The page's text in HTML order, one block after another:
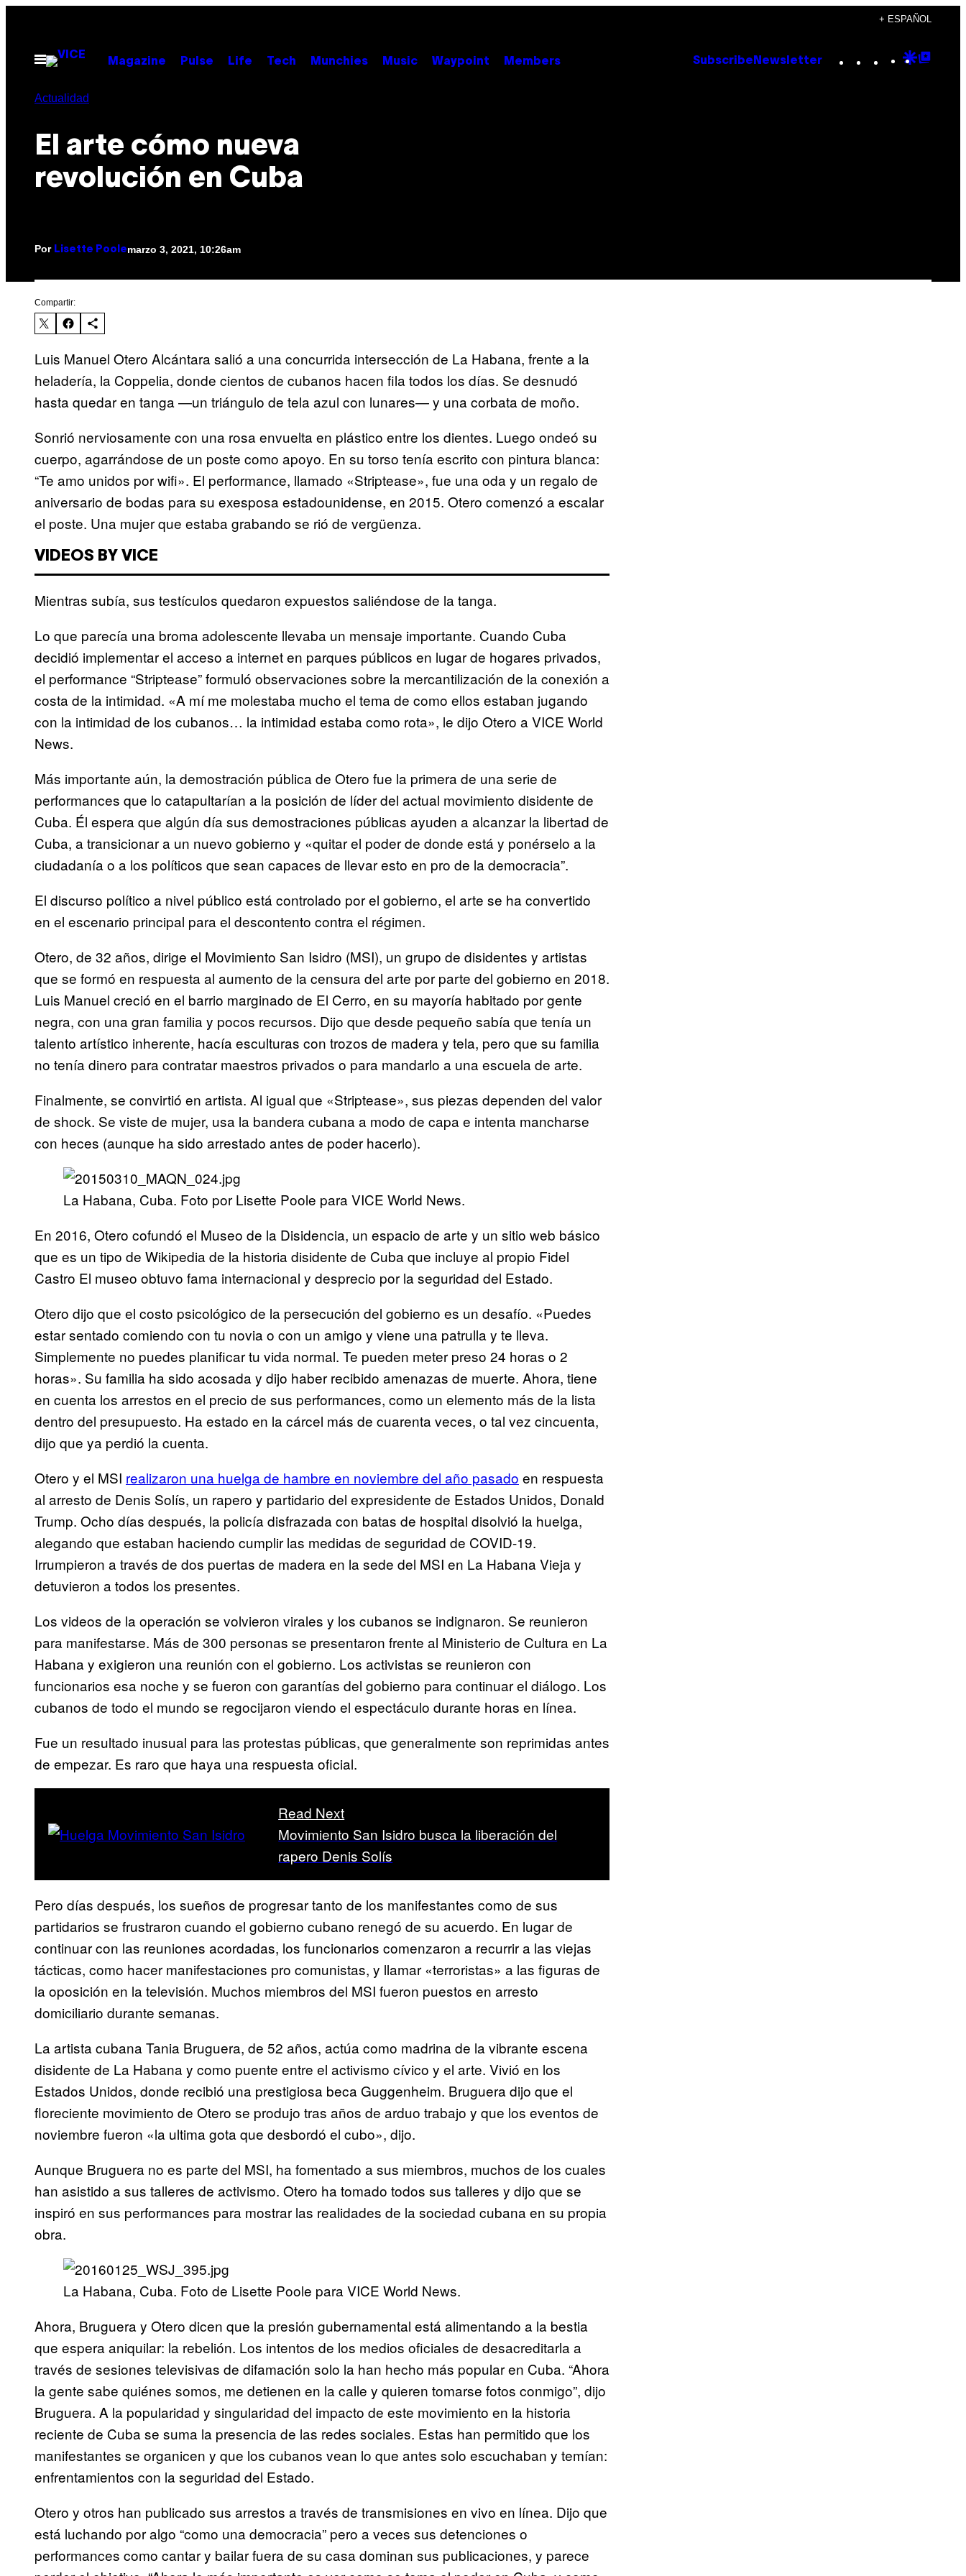
contenido
+ ESPAÑOL
Abrir
Menú
Magazine Pulse Life Tech Munchies Music Waypoint Members Subscribe Newsletter Instagram
TikTok
YouTube
Google
Actualidad
El arte cómo nueva
revolución en Cuba
Por Lisette Poolemarzo 3, 2021, 10:26am
Compartir:
Luis Manuel Otero Alcántara salió a una concurrida intersección de La Habana, frente a la
heladería, la Coppelia, donde cientos de cubanos hacen fila todos los días. Se desnudó
hasta quedar en tanga —un triángulo de tela azul con lunares— y una corbata de moño.
Sonrió nerviosamente con una rosa envuelta en plástico entre los dientes. Luego ondeó su
cuerpo, agarrándose de un poste como apoyo. En su torso tenía escrito con pintura blanca:
“Te amo unidos por wifi». El performance, llamado «Striptease», fue una oda y un regalo de
aniversario de bodas para su exesposa estadounidense, en 2015. Otero comenzó a escalar
el poste. Una mujer que estaba grabando se rió de vergüenza.
VIDEOS BY VICE
Mientras subía, sus testículos quedaron expuestos saliéndose de la tanga.
Lo que parecía una broma adolescente llevaba un mensaje importante. Cuando Cuba
decidió implementar el acceso a internet en parques públicos en lugar de hogares privados,
el performance “Striptease” formuló observaciones sobre la mercantilización de la conexión a
costa de la intimidad. «A mí me molestaba mucho el tema de como ellos estaban jugando
con la intimidad de los cubanos… la intimidad estaba como rota», le dijo Otero a VICE World
News.
Más importante aún, la demostración pública de Otero fue la primera de una serie de
performances que lo catapultarían a la posición de líder del actual movimiento disidente de
Cuba. Él espera que algún día sus demostraciones públicas ayuden a alcanzar la libertad de
Cuba, a transicionar a un nuevo gobierno y «quitar el poder de donde está y ponérselo a la
ciudadanía o a los políticos que sean capaces de llevar esto en pro de la democracia”.
El discurso político a nivel público está controlado por el gobierno, el arte se ha convertido
en el escenario principal para el descontento contra el régimen.
Otero, de 32 años, dirige el Movimiento San Isidro (MSI), un grupo de disidentes y artistas
que se formó en respuesta al aumento de la censura del arte por parte del gobierno en 2018.
Luis Manuel creció en el barrio marginado de El Cerro, en su mayoría habitado por gente
negra, con una gran familia y pocos recursos. Dijo que desde pequeño sabía que tenía un
talento artístico inherente, hacía esculturas con trozos de madera y tela, pero que su familia
no tenía dinero para contratar maestros privados o para mandarlo a una escuela de arte.
Finalmente, se convirtió en artista. Al igual que «Striptease», sus piezas dependen del valor
de shock. Se viste de mujer, usa la bandera cubana a modo de capa e intenta mancharse
con heces (aunque ha sido arrestado antes de poder hacerlo).
La Habana, Cuba. Foto por Lisette Poole para VICE World News.
En 2016, Otero cofundó el Museo de la Disidencia, un espacio de arte y un sitio web básico
que es un tipo de Wikipedia de la historia disidente de Cuba que incluye al propio Fidel
Castro El museo obtuvo fama internacional y desprecio por la seguridad del Estado.
Otero dijo que el costo psicológico de la persecución del gobierno es un desafío. «Puedes
estar sentado comiendo con tu novia o con un amigo y viene una patrulla y te lleva.
Simplemente no puedes planificar tu vida normal. Te pueden meter preso 24 horas o 2
horas». Su familia ha sido acosada y dijo haber recibido amenazas de muerte. Ahora, tiene
en cuenta los arrestos en el precio de sus performances, como un elemento más de la lista
dentro del presupuesto. Ha estado en la cárcel más de cuarenta veces, o tal vez cincuenta,
dijo que ya perdió la cuenta.
Otero y el MSI realizaron una huelga de hambre en noviembre del año pasado en respuesta
al arresto de Denis Solís, un rapero y partidario del expresidente de Estados Unidos, Donald
Trump. Ocho días después, la policía disfrazada con batas de hospital disolvió la huelga,
alegando que estaban haciendo cumplir las medidas de seguridad de COVID-19.
Irrumpieron a través de dos puertas de madera en la sede del MSI en La Habana Vieja y
detuvieron a todos los presentes.
Los videos de la operación se volvieron virales y los cubanos se indignaron. Se reunieron
para manifestarse. Más de 300 personas se presentaron frente al Ministerio de Cultura en La
Habana y exigieron una reunión con el gobierno. Los activistas se reunieron con
funcionarios esa noche y se fueron con garantías del gobierno para continuar el diálogo. Los
cubanos de todo el mundo se regocijaron viendo el espectáculo durante horas en línea.
Fue un resultado inusual para las protestas públicas, que generalmente son reprimidas antes
de empezar. Es raro que haya una respuesta oficial.
Read Next
Movimiento San Isidro busca la liberación del
rapero Denis Solís
Pero días después, los sueños de progresar tanto de los manifestantes como de sus
partidarios se frustraron cuando el gobierno cubano renegó de su acuerdo. En lugar de
continuar con las reuniones acordadas, los funcionarios comenzaron a recurrir a las viejas
tácticas, como hacer manifestaciones pro comunistas, y llamar «terroristas» a las figuras de
la oposición en la televisión. Muchos miembros del MSI fueron puestos en arresto
domiciliario durante semanas.
La artista cubana Tania Bruguera, de 52 años, actúa como madrina de la vibrante escena
disidente de La Habana y como puente entre el activismo cívico y el arte. Vivió en los
Estados Unidos, donde recibió una prestigiosa beca Guggenheim. Bruguera dijo que el
floreciente movimiento de Otero se produjo tras años de arduo trabajo y que los eventos de
noviembre fueron «la ultima gota que desbordó el cubo», dijo.
Aunque Bruguera no es parte del MSI, ha fomentado a sus miembros, muchos de los cuales
han asistido a sus talleres de activismo. Otero ha tomado todos sus talleres y dijo que se
inspiró en sus performances para mostrar las realidades de la sociedad cubana en su propia
obra.
La Habana, Cuba. Foto de Lisette Poole para VICE World News.
Ahora, Bruguera y Otero dicen que la presión gubernamental está alimentando a la bestia
que espera aniquilar: la rebelión. Los intentos de los medios oficiales de desacreditarla a
través de sesiones televisivas de difamación solo la han hecho más popular en Cuba. “Ahora
la gente sabe quiénes somos, me detienen en la calle y quieren tomarse fotos conmigo”, dijo
Bruguera. A la popularidad y singularidad del impacto de este movimiento en la historia
reciente de Cuba se suma la presencia de las redes sociales. Estas han permitido que los
manifestantes se organicen y que los cubanos vean lo que antes solo escuchaban y temían:
enfrentamientos con la seguridad del Estado.
Otero y otros han publicado sus arrestos a través de transmisiones en vivo en línea. Dijo que
está luchando por algo “como una democracia” pero a veces sus detenciones o
performances como cantar y bailar fuera de su casa dominan sus publicaciones, y parece